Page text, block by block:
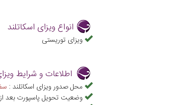
انواع ویزای اسکاتلند
ویزای توریستی
اطلاعات و شرایط
محل صدور ویزای اسکاتلند :
وضعیت تحویل پاسپورت بعد